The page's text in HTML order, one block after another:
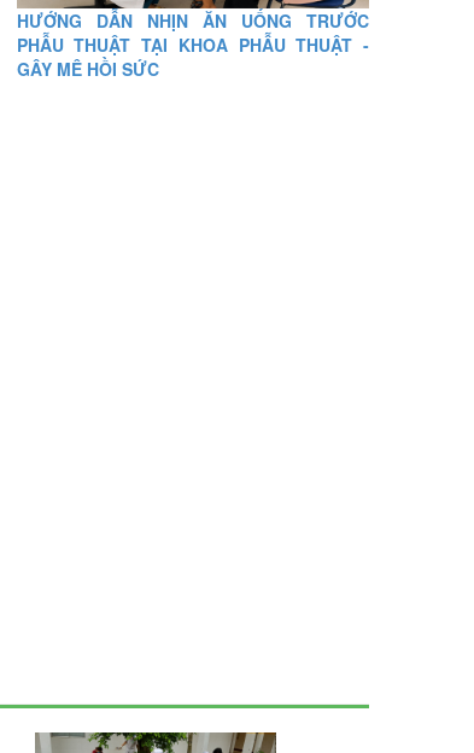
HƯỚNG DẪN NHỊN ĂN UỐNG TRƯỚC
PHẪU THUẬT TẠI KHOA PHẪU THUẬT -
GÂY MÊ HỒI SỨC